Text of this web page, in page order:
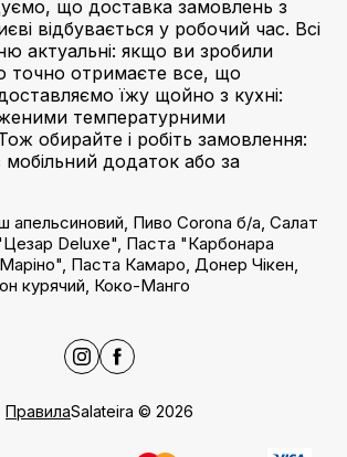
що доставка замовлень з
відбувається у робочий час. Всі
актуальні: якщо ви зробили
точно отримаєте все, що
їжу щойно з кухні:
температурними
обирайте і робіть замовлення:
мобільний додаток або за
апельсиновий, Пиво Corona б/а, Салат
Deluxe", Паста "Карбонара
, Паста Камаро, Донер Чікен,
курячий, Коко-Манго
ПравилаSalateira © 2026